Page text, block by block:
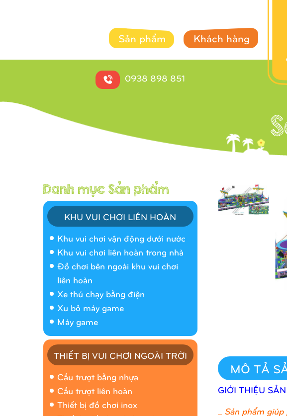
Sản phẩm Khách hàng
0938 898 851
KHU VUI CHƠI LIÊN HOÀN
Khu vui chơi vận động dưới nước
Khu vui chơi liên hoàn trong nhà
Đồ chơi bên ngoài khu vui chơi
liên hoàn
Xe thú chạy bằng điện
Xu bỏ máy game
Máy game
THIẾT BỊ VUI CHƠI NGOÀI TRỜI
Cầu trượt bằng nhựa
Cầu trượt liên hoàn
Thiết bị đồ chơi inox
MÔ TẢ
GIỚI THIỆU
Sản phẩm